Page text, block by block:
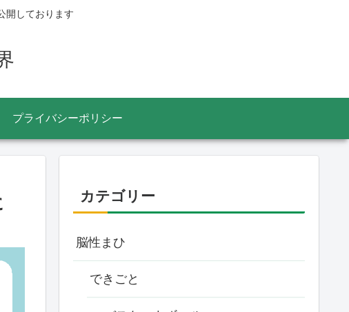
開しております
プライバシーポリシー
カテゴリー
脳性まひ
できごと